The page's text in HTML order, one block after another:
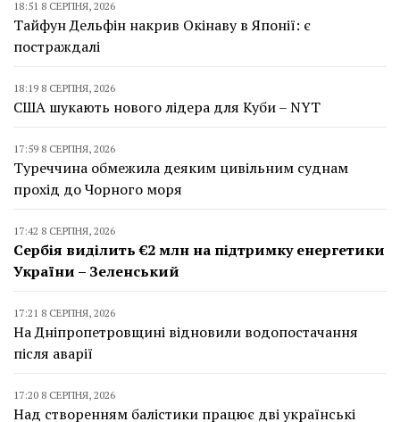
18:51 8 СЕРПНЯ, 2026
Тайфун Дельфін накрив Окінаву в Японії: є
постраждалі
18:19 8 СЕРПНЯ, 2026
США шукають нового лідера для Куби – NYT
17:59 8 СЕРПНЯ, 2026
Туреччина обмежила деяким цивільним суднам
прохід до Чорного моря
17:42 8 СЕРПНЯ, 2026
Сербія виділить €2 млн на підтримку енергетики
України – Зеленський
17:21 8 СЕРПНЯ, 2026
На Дніпропетровщині відновили водопостачання
після аварії
17:20 8 СЕРПНЯ, 2026
Над створенням балістики працює дві українські